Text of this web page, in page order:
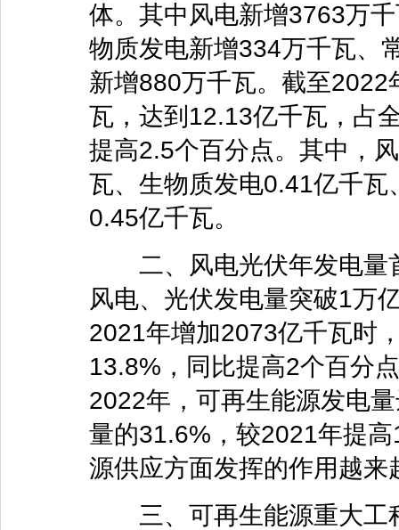
体。其中风电新增3763万
物质发电新增334万千瓦、
新增880万千瓦。截至
瓦，达到12.13亿千瓦，占
提高2.5个百分点。其中，
瓦、生物质发电0.41亿千
0.45亿千瓦。
二、风电光伏年发电量
风电、光伏发电量突破1万
2021年增加2073亿千瓦时
13.8%，同比提高2个百分
2022年，可再生能源发电
量的31.6%，较2021年提
源供应方面发挥的作用越来
三、可再生能源重大工